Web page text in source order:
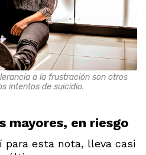
a la frustración son otros
intentos de suicidio.
mayores, en riesgo
para esta nota, lleva casi